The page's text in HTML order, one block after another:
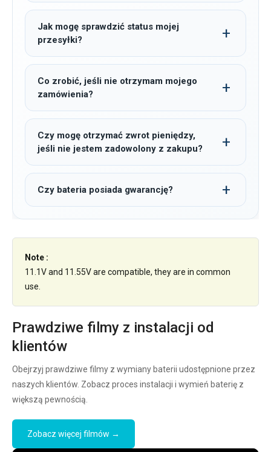
Jak mogę sprawdzić status mojej
przesyłki?
Co zrobić, jeśli nie otrzymam mojego
zamówienia?
Czy mogę otrzymać zwrot pieniędzy,
jeśli nie jestem zadowolony z zakupu?
Czy bateria posiada gwarancję?
Note :
11.1V and 11.55V are compatible, they are in common
use.
Prawdziwe filmy z instalacji od
klientów
Obejrzyj prawdziwe filmy z wymiany baterii udostępnione przez
naszych klientów. Zobacz proces instalacji i wymień baterię z
większą pewnością.
Zobacz więcej filmów →